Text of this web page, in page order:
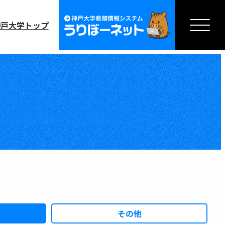
大学トップ
その他